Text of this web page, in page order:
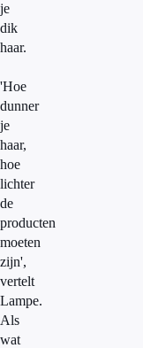
je
dik
haar.
'Hoe
dunner
je
haar,
hoe
lichter
de
producten
moeten
zijn',
vertelt
Lampe.
Als
wat